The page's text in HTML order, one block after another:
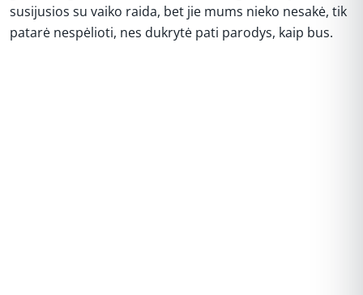
susijusios su vaiko raida, bet jie mums nieko nesakė, tik
patarė nespėlioti, nes dukrytė pati parodys, kaip bus.